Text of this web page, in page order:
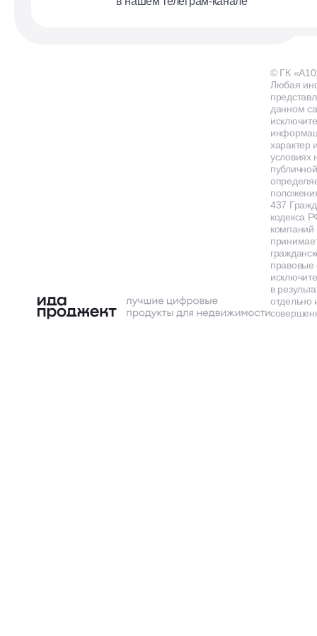
© ГК
Любая
данном
характер
условиях
437
кодекса
правовые
в
отдельно